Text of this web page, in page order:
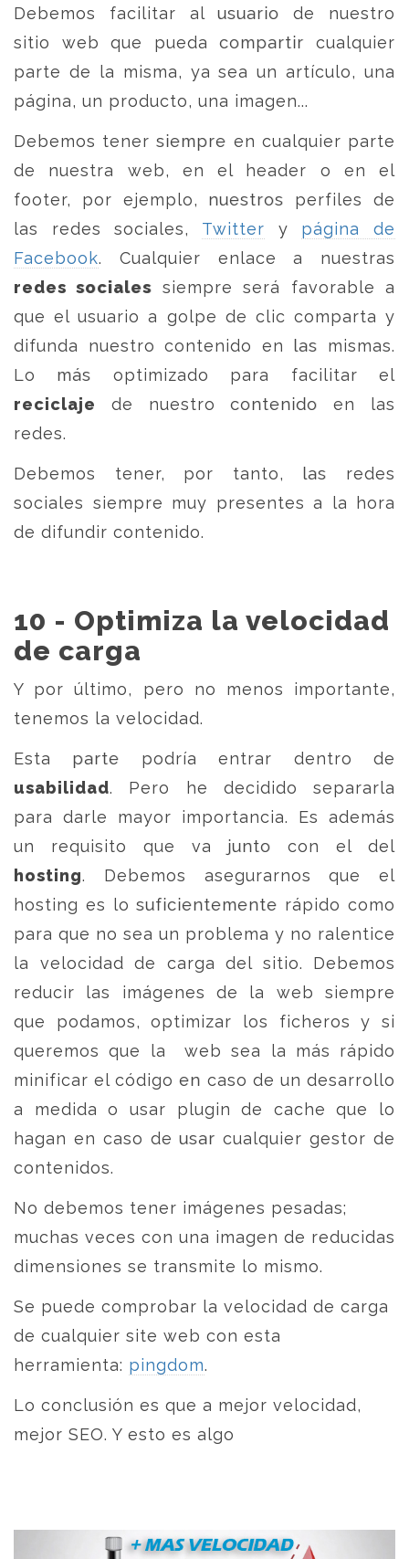
Debemos facilitar al usuario de nuestro
sitio web que pueda compartir cualquier
parte de la misma, ya sea un artículo, una
página, un producto, una imagen...
Debemos tener siempre en cualquier parte
de nuestra web, en el header o en el
footer, por ejemplo, nuestros perfiles de
las redes sociales, Twitter y página de
Facebook. Cualquier enlace a nuestras
redes sociales siempre será favorable a
que el usuario a golpe de clic comparta y
difunda nuestro contenido en las mismas.
Lo más optimizado para facilitar el
reciclaje de nuestro contenido en las
redes.
Debemos tener, por tanto, las redes
sociales siempre muy presentes a la hora
de difundir contenido.
10 - Optimiza la velocidad
de carga
Y por último, pero no menos importante,
tenemos la velocidad.
Esta parte podría entrar dentro de
usabilidad. Pero he decidido separarla
para darle mayor importancia. Es además
un requisito que va junto con el del
hosting. Debemos asegurarnos que el
hosting es lo suficientemente rápido como
para que no sea un problema y no ralentice
la velocidad de carga del sitio. Debemos
reducir las imágenes de la web siempre
que podamos, optimizar los ficheros y si
queremos que la web sea la más rápido
minificar el código en caso de un desarrollo
a medida o usar plugin de cache que lo
hagan en caso de usar cualquier gestor de
contenidos.
No debemos tener imágenes pesadas;
muchas veces con una imagen de reducidas
dimensiones se transmite lo mismo.
Se puede comprobar la velocidad de carga
de cualquier site web con esta
herramienta: pingdom.
Lo conclusión es que a mejor velocidad,
mejor SEO. Y esto es algo